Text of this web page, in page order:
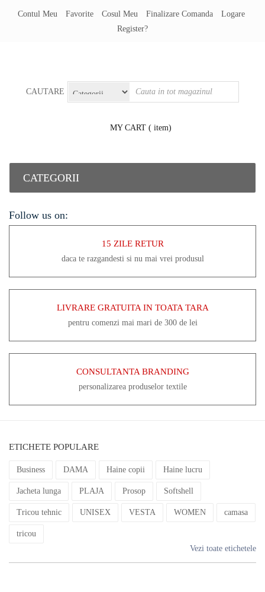
Contul Meu Favorite Cosul Meu Finalizare Comanda
Logare
Register?
CAUTARE
MY CART ( item)
CATEGORII
Follow us on:
15 ZILE RETUR
daca te razgandesti si nu mai vrei produsul
LIVRARE GRATUITA IN TOATA TARA
pentru comenzi mai mari de 300 de lei
CONSULTANTA BRANDING
personalizarea produselor textile
ETICHETE POPULARE
Business DAMA Haine copii Haine lucru
Jacheta lunga PLAJA Prosop Softshell
Tricou tehnic UNISEX VESTA WOMEN camasa
tricou
Vezi toate etichetele